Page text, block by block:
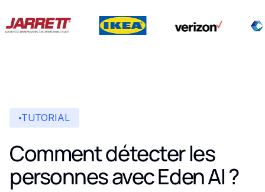
TUTORIAL
Comment détecter les
personnes avec Eden AI ?